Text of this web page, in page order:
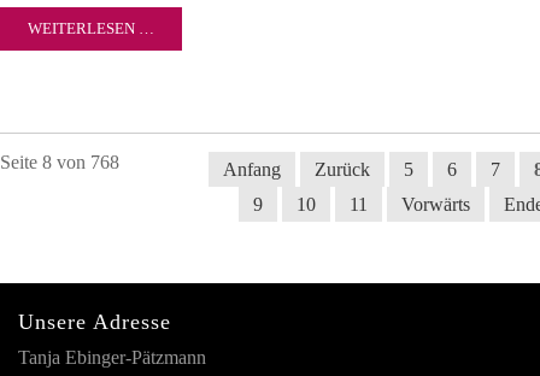
WEITERLESEN …
Seite 8 von 768 Anfang Zurück 5 6 7
9
10 11 Vorwärts
Unsere Adresse
Tanja Ebinger-Pätzmann